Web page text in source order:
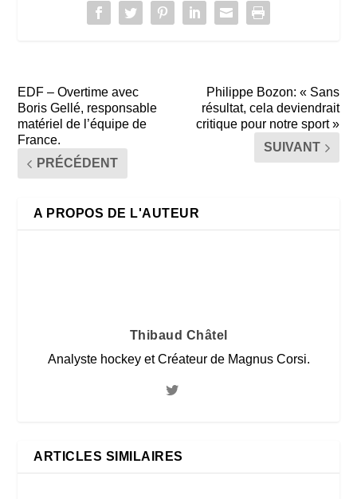
EDF – Overtime avec
Boris Gellé, responsable
matériel de l’équipe de
France.
PRÉCÉDENT
Philippe Bozon: « Sans
résultat, cela deviendrait
critique pour notre sport »
SUIVANT
A PROPOS DE L'AUTEUR
Thibaud Châtel
Analyste hockey et Créateur de Magnus Corsi.
ARTICLES SIMILAIRES